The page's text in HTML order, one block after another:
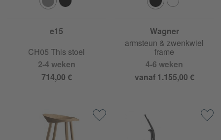
e15
CH05 This stoel
2-4 weken
714,00 €
Wagner
D1 bureaustoel met
armsteun & zwenkwiel
frame
4-6 weken
vanaf 1.155,00 €